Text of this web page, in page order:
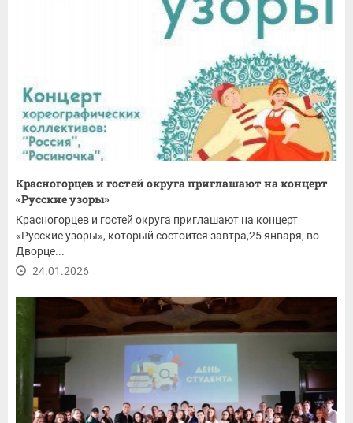
Красногорцев и гостей округа приглашают на концерт
«Русские узоры»
Красногорцев и гостей округа приглашают на концерт
«Русские узоры», который состоится завтра,25 января, во
Дворце...
24.01.2026